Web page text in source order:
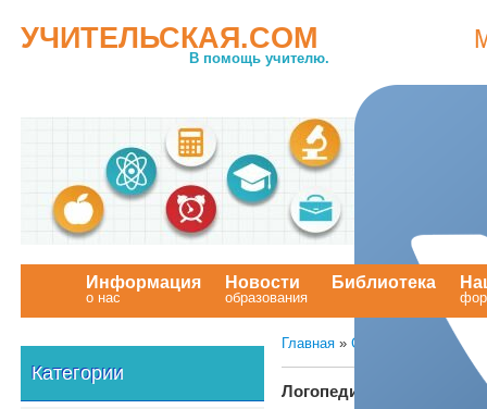
УЧИТЕЛЬСКАЯ.COM
В помощь учителю.
Информация
о нас
Новости
образования
Библиотека
Главная » Статьи
Логопедическая
Категории